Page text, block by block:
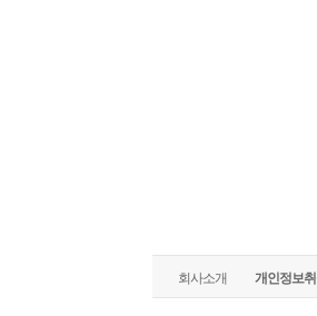
회사소개 개인정보